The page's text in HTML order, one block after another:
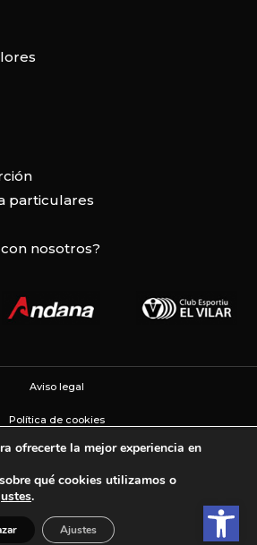
Abrir
particulares
nosotros?
Aviso legal
Política de cookies
Política de privacidad
de cookies
developed by PIMEC
ofrecerte la mejor experiencia en
qué cookies utilizamos o
.
Ajustes